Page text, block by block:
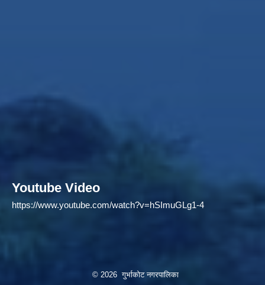
Youtube Video
https://www.youtube.com/watch?v=hSImuGLg1-4
© 2026 गुर्भाकोट नगरपालिका